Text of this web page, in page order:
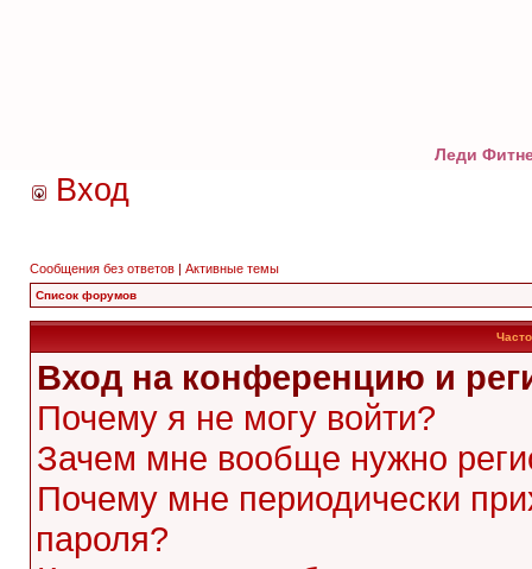
Леди
Вход
Сообщения без ответов | Активные темы
Список форумов
Вход на конференцию и
Почему я не могу войти?
Зачем мне вообще нужно
Почему мне периодически
пароля?